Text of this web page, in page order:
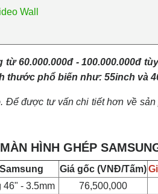
Wall
60.000.000đ - 100.000.000đ
phổ biến như: 55inch và
Để được tư vấn chi tiết hơn về
HÌNH GHÉP
Giá gốc (VNĐ/Tấm)
46" - 3.5mm
76,500,000